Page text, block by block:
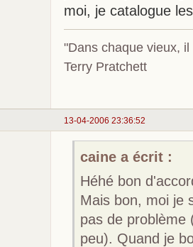
moi, je catalogue
"Dans chaque vieux,
Terry Pratchett
13-04-2006 23:36:52
caine a écrit :
Héhé bon
Mais bon, moi je
pas de problème
peu). Quand je